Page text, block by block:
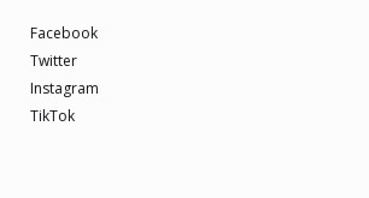
Facebook
Twitter
Instagram
TikTok